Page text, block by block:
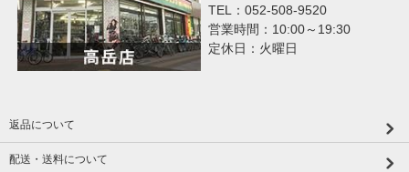
TEL：052-508-9520
営業時間：10:00～19:30
定休日：火曜日
返品について
配送・送料について